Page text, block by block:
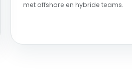
met offshore en hybride teams.